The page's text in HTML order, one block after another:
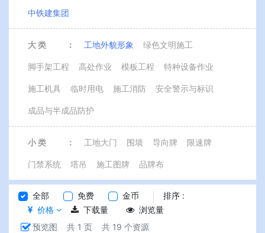
中铁建集团
大 类 ： 工地外貌形象 绿色文明施工
脚手架工程 高处作业 模板工程 特种设备作业
施工机具 临时用电 施工消防 安全警示与标识
成品与半成品防护
小 类 ： 工地大门 围墙 导向牌 限速牌
门禁系统 塔吊 施工图牌 品牌布
全部 免费 金币
排序 :
价格
下载量
浏览量
预览图
共 1 页 共 19 个资源